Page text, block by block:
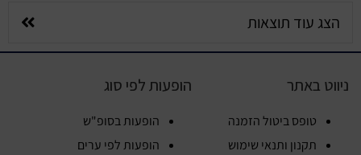
הצג עוד תוצאות
ניווט באתר
טופס ביטול הזמנה
תקנון ותנאי שימוש
הופעות לפי סוג
הופעות בסופ"ש
הופעות לפי ערים